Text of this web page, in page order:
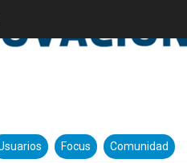
Focus Comunidad